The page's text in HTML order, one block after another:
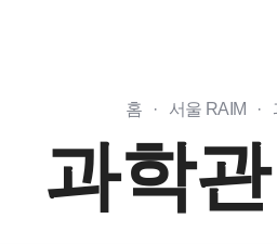
홈 · 서울 RAIM ·
과학